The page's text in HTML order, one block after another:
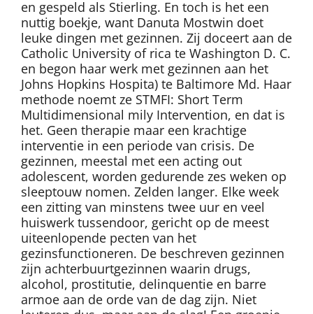
en gespeld als Stierling. En toch is het een
nuttig boekje, want Danuta Mostwin doet
leuke dingen met gezinnen. Zij doceert aan de
Catholic University of rica te Washington D. C.
en begon haar werk met gezinnen aan het
Johns Hopkins Hospita) te Baltimore Md. Haar
methode noemt ze STMFI: Short Term
Multidimensional mily Intervention, en dat is
het. Geen therapie maar een krachtige
interventie in een periode van crisis. De
gezinnen, meestal met een acting out
adolescent, worden gedurende zes weken op
sleeptouw nomen. Zelden langer. Elke week
een zitting van minstens twee uur en veel
huiswerk tussendoor, gericht op de meest
uiteenlopende pecten van het
gezinsfunctioneren. De beschreven gezinnen
zijn achterbuurtgezinnen waarin drugs,
alcohol, prostitutie, delinquentie en barre
armoe aan de orde van de dag zijn. Niet